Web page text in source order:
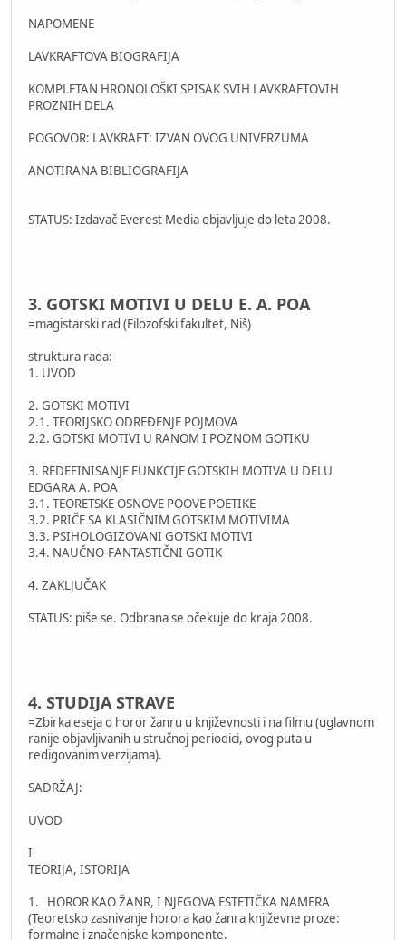
NAPOMENE
LAVKRAFTOVA BIOGRAFIJA
KOMPLETAN HRONOLOŠKI SPISAK SVIH LAVKRAFTOVIH
PROZNIH DELA
POGOVOR: LAVKRAFT: IZVAN OVOG UNIVERZUMA
ANOTIRANA BIBLIOGRAFIJA
STATUS: Izdavač Everest Media objavljuje do leta 2008.
3. GOTSKI MOTIVI U DELU E. A. POA
=magistarski rad (Filozofski fakultet, Niš)
struktura rada:
1. UVOD
2. GOTSKI MOTIVI
2.1. TEORIJSKO ODREĐENJE POJMOVA
2.2. GOTSKI MOTIVI U RANOM I POZNOM GOTIKU
3. REDEFINISANJE FUNKCIJE GOTSKIH MOTIVA U DELU
EDGARA A. POA
3.1. TEORETSKE OSNOVE POOVE POETIKE
3.2. PRIČE SA KLASIČNIM GOTSKIM MOTIVIMA
3.3. PSIHOLOGIZOVANI GOTSKI MOTIVI
3.4. NAUČNO-FANTASTIČNI GOTIK
4. ZAKLJUČAK
STATUS: piše se. Odbrana se očekuje do kraja 2008.
4. STUDIJA STRAVE
=Zbirka eseja o horor žanru u književnosti i na filmu (uglavnom
ranije objavljivanih u stručnoj periodici, ovog puta u
redigovanim verzijama).
SADRŽAJ:
UVOD
I
TEORIJA, ISTORIJA
1. HOROR KAO ŽANR, I NJEGOVA ESTETIČKA NAMERA
(Teoretsko zasnivanje horora kao žanra književne proze:
formalne i značenjske komponente.